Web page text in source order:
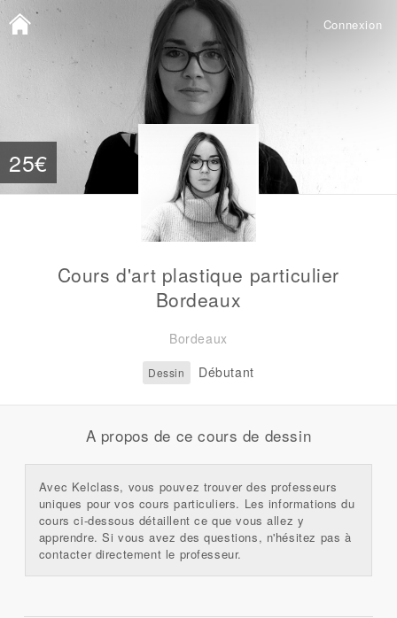
Connexion
25€
Cours d'art plastique particulier
Bordeaux
Bordeaux
Dessin Débutant
A propos de ce cours de dessin
Avec Kelclass, vous pouvez trouver des professeurs
uniques pour vos cours particuliers. Les informations du
cours ci-dessous détaillent ce que vous allez y
apprendre. Si vous avez des questions, n'hésitez pas à
contacter directement le professeur.